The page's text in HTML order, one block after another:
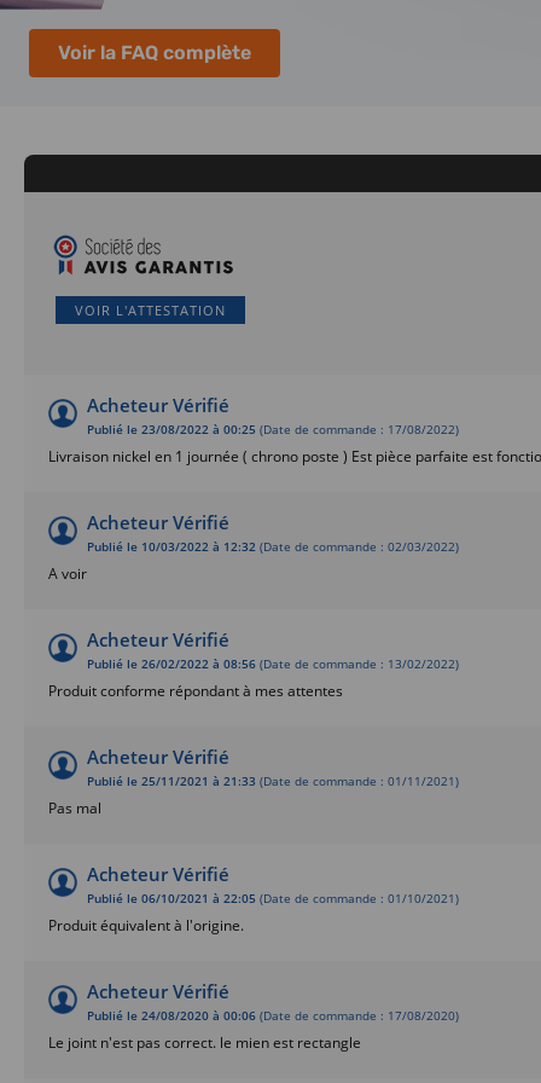
Voir la FAQ complète
VOIR L'ATTESTATION
Acheteur Vérifié
Publié le 23/08/2022 à 00:25 (Date de commande : 17/08/2022)
Livraison nickel en 1 journée ( chrono poste ) Est pièce parfaite est
Acheteur Vérifié
Publié le 10/03/2022 à 12:32 (Date de commande : 02/03/2022)
A voir
Acheteur Vérifié
Publié le 26/02/2022 à 08:56 (Date de commande : 13/02/2022)
Produit conforme répondant à mes attentes
Acheteur Vérifié
Publié le 25/11/2021 à 21:33 (Date de commande : 01/11/2021)
Pas mal
Acheteur Vérifié
Publié le 06/10/2021 à 22:05 (Date de commande : 01/10/2021)
Produit équivalent à l'origine.
Acheteur Vérifié
Publié le 24/08/2020 à 00:06 (Date de commande : 17/08/2020)
Le joint n'est pas correct. le mien est rectangle